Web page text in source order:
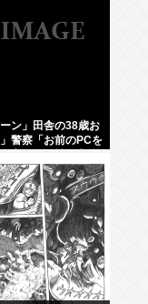
ン」田舎の38歳お
警察「お前のPCを
の通報により児
、逮捕